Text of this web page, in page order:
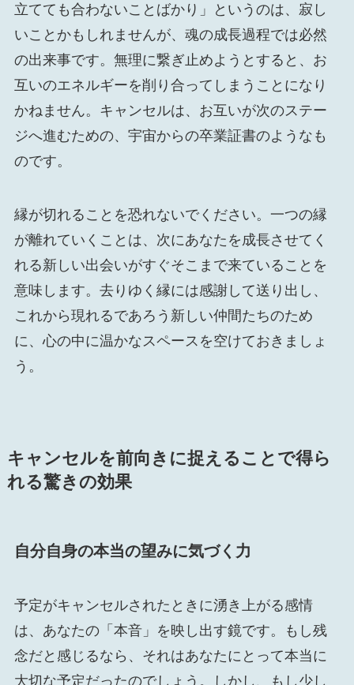
立てても合わないことばかり」というのは、寂し
いことかもしれませんが、魂の成長過程では必然
の出来事です。無理に繋ぎ止めようとすると、お
互いのエネルギーを削り合ってしまうことになり
かねません。キャンセルは、お互いが次のステー
ジへ進むための、宇宙からの卒業証書のようなも
のです。
縁が切れることを恐れないでください。一つの縁
が離れていくことは、次にあなたを成長させてく
れる新しい出会いがすぐそこまで来ていることを
意味します。去りゆく縁には感謝して送り出し、
これから現れるであろう新しい仲間たちのため
に、心の中に温かなスペースを空けておきましょ
う。
キャンセルを前向きに捉えることで得ら
れる驚きの効果
自分自身の本当の望みに気づく力
予定がキャンセルされたときに湧き上がる感情
は、あなたの「本音」を映し出す鏡です。もし残
念だと感じるなら、それはあなたにとって本当に
大切な予定だったのでしょう。しかし、もし少し